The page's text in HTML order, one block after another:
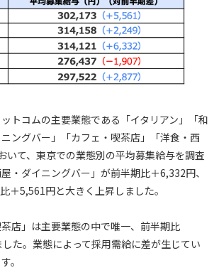
トコムの主要業態である「イタリアン」「和
ングバー」「カフェ・喫茶店」「洋食・西
いて、東京での業態別の平均募集給与を調査
・ダイニングバー」が前半期比＋6,332円、
＋5,561円と大きく上昇しました。
店」は主要業態の中で唯一、前半期比
た。業態によって採用需給に差が生じてい
。